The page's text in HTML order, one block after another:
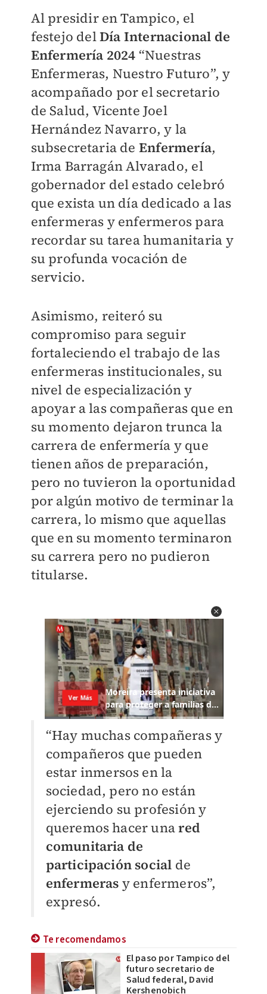
Al presidir en Tampico, el
festejo delDía Internacional de
Enfermería 2024 “Nuestras
Enfermeras, Nuestro Futuro”, y
acompañado por el secretario
de Salud, Vicente Joel
Hernández Navarro, y la
subsecretaria de Enfermería,
Irma Barragán Alvarado, el
gobernador del estado celebró
que exista un día dedicado a las
enfermeras y enfermeros para
recordar su tarea humanitaria y
su profunda vocación de
servicio.
Asimismo, reiteró su
compromiso para seguir
fortaleciendo el trabajo de las
enfermeras institucionales, su
nivel de especialización y
apoyar a las compañeras que en
su momento dejaron trunca la
carrera de enfermería y que
tienen años de preparación,
pero no tuvieron la oportunidad
por algún motivo de terminar la
carrera, lo mismo que aquellas
que en su momento terminaron
su carrera pero no pudieron
titularse.
“Hay muchas compañeras y
compañeros que pueden
estar inmersos en la
sociedad, pero no están
ejerciendo su profesión y
queremos hacer unared
comunitaria de
participación social de
enfermeras y enfermeros”,
expresó.
Te recomendamos
El paso por Tampico del
futuro secretario de
Salud federal, David
Kershenobich